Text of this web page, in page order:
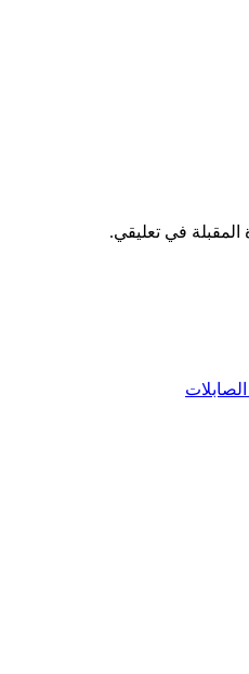
المقبلة في تعليقي.